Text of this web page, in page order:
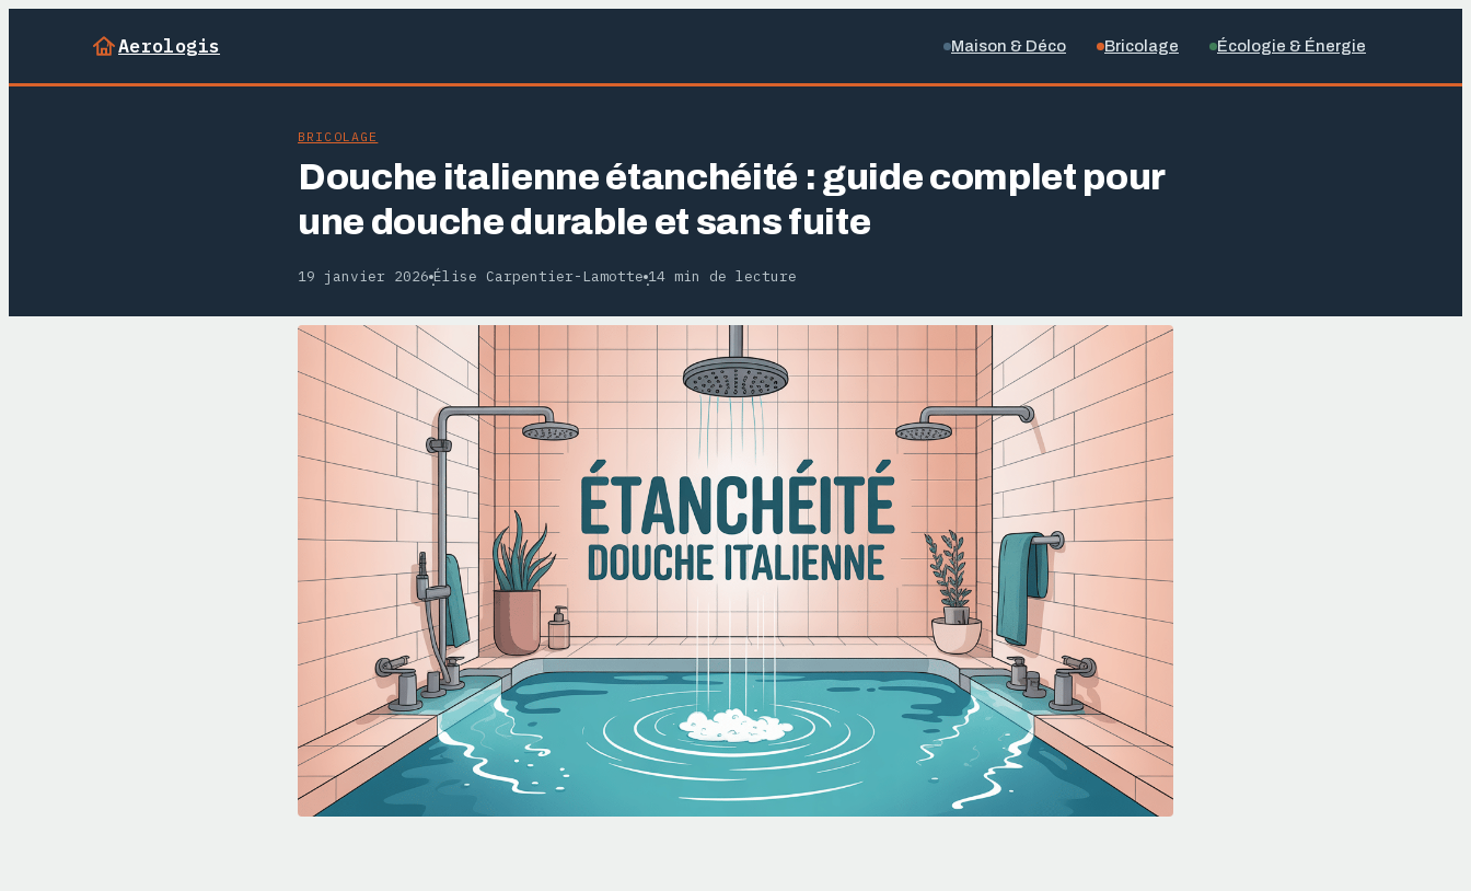
Aerologis Maison & Déco Bricolage Écologie & Énergie
BRICOLAGE
Douche italienne étanchéité : guide complet pour
une douche durable et sans fuite
19 janvier 2026·Élise Carpentier-Lamotte·14 min de lecture